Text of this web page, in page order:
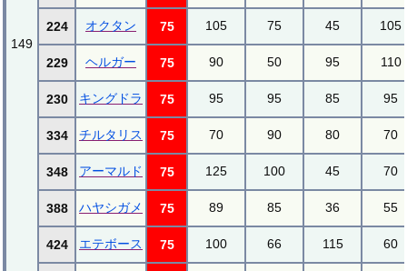
149
224 オクタン 75 105 75 45 105
229 ヘルガー 75 90 50 95 110
230 キングドラ 75 95 95 85 95
334 チルタリス 75 70 90 80 70
348 アーマルド 75 125 100 45 70
388 ハヤシガメ 75 89 85 36 55
424 エテボース 75 100 66 115 60